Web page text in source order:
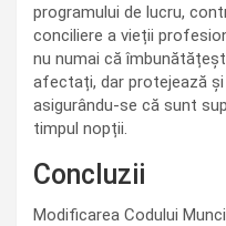
programului de lucru,
conciliere a vieții
nu numai că
afectați, dar protejează
asigurându-se că sunt
timpul nopții.
Concluzii
Modificarea Codului